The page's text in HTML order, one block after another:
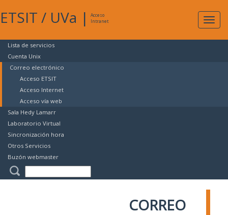
ETSIT / UVa |
Acceso
Intranet
Lista de servicios
Cuenta Unix
Correo electrónico
Acceso ETSIT
Acceso Internet
Acceso vía web
Sala Hedy Lamarr
Laboratorio Virtual
Sincronización hora
Otros Servicios
Buzón webmaster
CORREO